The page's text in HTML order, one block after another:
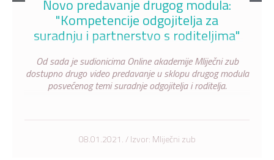
Novo predavanje drugog modula:
"Kompetencije odgojitelja za
suradnju i partnerstvo s roditeljima"
Od sada je sudionicima Online akademije Mliječni zub
dostupno drugo video predavanje u sklopu drugog modula
posvećenog temi suradnje odgojitelja i roditelja.
08.01.2021. / Izvor: Mliječni zub